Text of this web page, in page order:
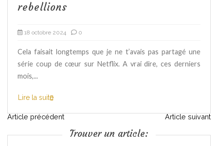
rebellions
18 octobre 2024 0
Cela faisait longtemps que je ne t’avais pas partagé une
série coup de cœur sur Netflix. A vrai dire, ces derniers
mois,...
Lire la suite
N
Article précédent Article suivant
Trouver un article: